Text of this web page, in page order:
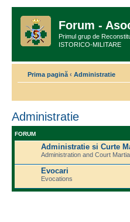
Forum -
Primul grup de
ISTORICO-MILITARE
Prima pagină ‹ Administratie
Administratie
FORUM
Administratie si Curte
Administration and Court
Evocari
Evocations